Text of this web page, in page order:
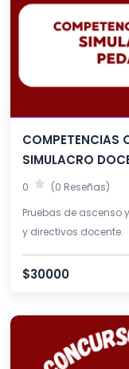
COMPETENCIAS
SIMULACRO
0 (0 Reseñas)
Pruebas de
y directivos docente.
$30000